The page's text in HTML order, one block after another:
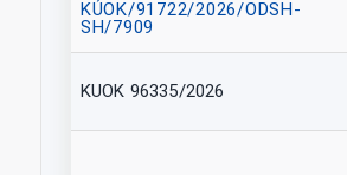
KÚOK/91722/2026/ODSH-
SH/7909
KUOK 96335/2026